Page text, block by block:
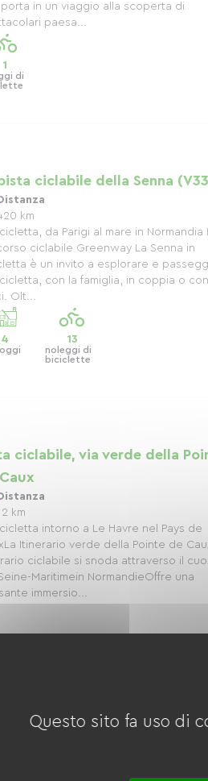
in un viaggio alla scoperta di
paesa...
1
di
ciclabile della Senna
Distanza
km
da Parigi al mare in Normandia Il
ciclabile Greenway La Senna in
è un invito a esplorare e
con la famiglia, in coppia o
Olt...
4 13
noleggi di
biciclette
ciclabile, via verde della
Distanza
km
intorno a Le Havre nel Pays de
Itinerario verde della Pointe de
ciclabile si snoda attraverso il
Maritimein NormandieOffre una
immersio...
Vernier
Distanza
Questo sito fa uso di